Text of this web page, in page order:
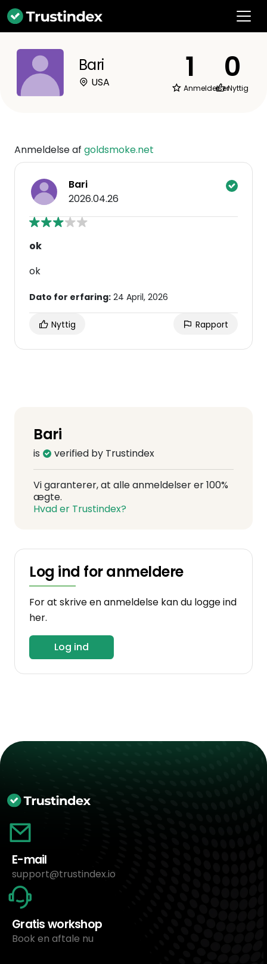
Bari
USA 1
Anmeldelser
0
Nyttig
Anmeldelse af goldsmoke.net
Bari
2026.04.26
ok
ok
Dato for erfaring: 24 April, 2026
Nyttig Rapport
Bari
is verified by Trustindex
Vi garanterer, at alle anmeldelser er 100%
ægte.
Hvad er Trustindex?
Log ind for anmeldere
For at skrive en anmeldelse kan du logge ind
her.
Log ind
E-mail
support@trustindex.io
Gratis workshop
Book en aftale nu